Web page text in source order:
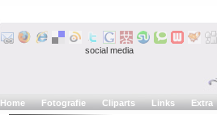
social media
Home Fotografie Cliparts Links Extra